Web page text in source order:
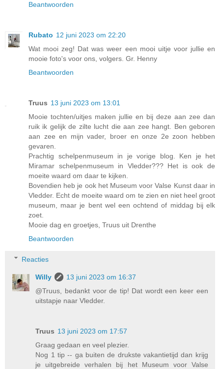
Beantwoorden
Rubato 12 juni 2023 om 22:20
Wat mooi zeg! Dat was weer een mooi uitje voor jullie en
mooie foto's voor ons, volgers. Gr. Henny
Beantwoorden
Truus 13 juni 2023 om 13:01
Mooie tochten/uitjes maken jullie en bij deze aan zee dan
ruik ik gelijk de zilte lucht die aan zee hangt. Ben geboren
aan zee en mijn vader, broer en onze 2e zoon hebben
gevaren.
Prachtig schelpenmuseum in je vorige blog. Ken je het
Miramar schelpenmuseum in Vledder??? Het is ook de
moeite waard om daar te kijken.
Bovendien heb je ook het Museum voor Valse Kunst daar in
Vledder. Echt de moeite waard om te zien en niet heel groot
museum, maar je bent wel een ochtend of middag bij elk
zoet.
Mooie dag en groetjes, Truus uit Drenthe
Beantwoorden
Reacties
Willy
13 juni 2023 om 16:37
@Truus, bedankt voor de tip! Dat wordt een keer een
uitstapje naar Vledder.
Truus 13 juni 2023 om 17:57
Graag gedaan en veel plezier.
Nog 1 tip -- ga buiten de drukste vakantietijd dan krijg
je uitgebreide verhalen bij het Museum voor Valse